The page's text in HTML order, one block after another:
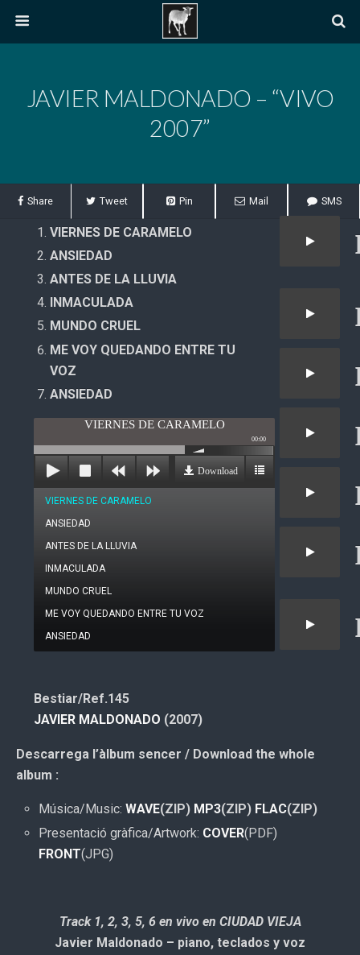
JAVIER MALDONADO – “VIVO
2007”
Share Tweet Pin Mail SMS
VIERNES DE CARAMELO
ANSIEDAD
ANTES DE LA LLUVIA
INMACULADA
MUNDO CRUEL
ME VOY QUEDANDO ENTRE TU
VOZ
ANSIEDAD
VIERNES DE CARAMELO
00:00
Download
VIERNES DE CARAMELO
ANSIEDAD
ANTES DE LA LLUVIA
INMACULADA
MUNDO CRUEL
ME VOY QUEDANDO ENTRE TU VOZ
ANSIEDAD
Bestiar/Ref.145
JAVIER MALDONADO (2007)
Descarrega l’àlbum sencer / Download the whole
album :
Música/Music:WAVE(ZIP) MP3(ZIP) FLAC(ZIP)
Presentació gràfica/Artwork: COVER(PDF)
FRONT(JPG)
Track 1, 2, 3, 5, 6 en vivo en CIUDAD VIEJA
Javier Maldonado – piano, teclados y voz